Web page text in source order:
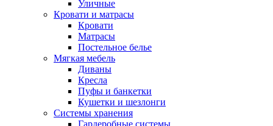
Уличные
Кровати и матрасы
Кровати
Матрасы
Постельное белье
Мягкая мебель
Диваны
Кресла
Пуфы и банкетки
Кушетки и шезлонги
Системы хранения